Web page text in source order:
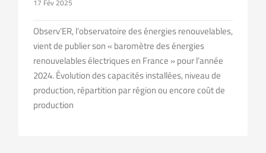
17 Fév 2025
Observ’ER, l’observatoire des énergies renouvelables,
vient de publier son « baromètre des énergies
renouvelables électriques en France » pour l’année
2024. Évolution des capacités installées, niveau de
production, répartition par région ou encore coût de
production